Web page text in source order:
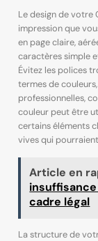
Le design de votre
impression que
en page claire,
caractères simple
Évitez les polices
termes de
professionnelles,
couleur peut être
certains éléments
vives qui
Article en
cadre légal
La structure de